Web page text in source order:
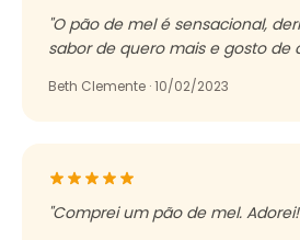
"O pão de mel é sensacional,
sabor de quero mais e gosto de
Beth Clemente ·10/02/2023
"Comprei um pão de mel.